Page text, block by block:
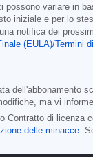
variare in
iniziale e per lo
notifica dei
(EULA)/Termini
ma vi
Contratto di licenza
delle minacce .